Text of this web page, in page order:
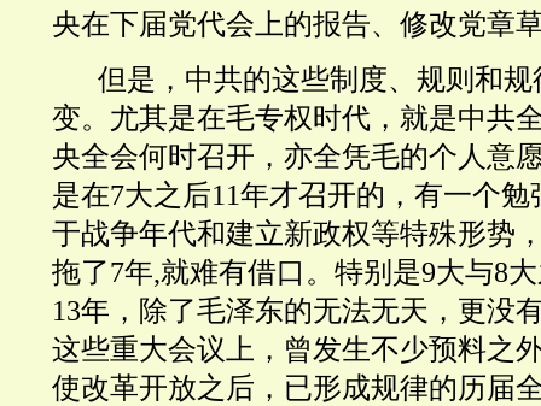
央在下届党代会上的报告、修改党章
但是，中共的这些制度、规则和
变。尤其是在毛专权时代，就是中共
央全会何时召开，亦全凭毛的个人意
是在7大之后11年才召开的，有一个
于战争年代和建立新政权等特殊形势
拖了7年,就难有借口。特别是9大与8
13年，除了毛泽东的无法无天，更没
这些重大会议上，曾发生不少预料之
使改革开放之后，已形成规律的历届